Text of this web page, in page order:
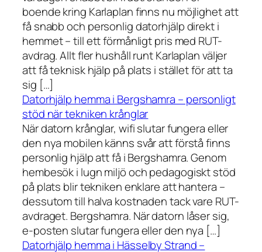
boende kring Karlaplan finns nu möjlighet att
få snabb och personlig datorhjälp direkt i
hemmet – till ett förmånligt pris med RUT-
avdrag. Allt fler hushåll runt Karlaplan väljer
att få teknisk hjälp på plats i stället för att ta
sig […]
Datorhjälp hemma i Bergshamra – personligt
stöd när tekniken krånglar
När datorn krånglar, wifi slutar fungera eller
den nya mobilen känns svår att förstå finns
personlig hjälp att få i Bergshamra. Genom
hembesök i lugn miljö och pedagogiskt stöd
på plats blir tekniken enklare att hantera –
dessutom till halva kostnaden tack vare RUT-
avdraget. Bergshamra. När datorn låser sig,
e-posten slutar fungera eller den nya […]
Datorhjälp hemma i Hässelby Strand –